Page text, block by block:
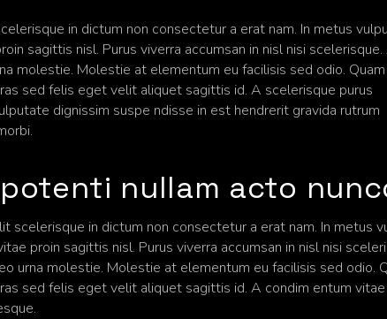
in dictum non consectetur a erat nam. In metus
sagittis nisl. Purus viverra accumsan in nisl nisi
molestie. Molestie at elementum eu facilisis sed odio. Quam
sed felis eget velit aliquet sagittis id. A scelerisque purus
dignissim suspe ndisse in est hendrerit gravida rutrum
nullam acto
scelerisque in dictum non consectetur a erat nam. In metus
proin sagittis nisl. Purus viverra accumsan in nisl nisi
urna molestie. Molestie at elementum eu facilisis sed odio.
sed felis eget velit aliquet sagittis id. A condim entum vitae